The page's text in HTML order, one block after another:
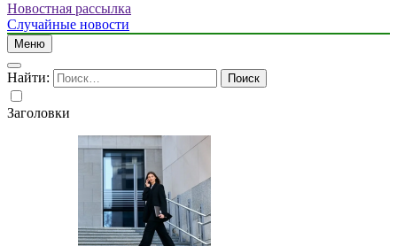
Новостная рассылка
Случайные новости
Меню
Найти:
Заголовки